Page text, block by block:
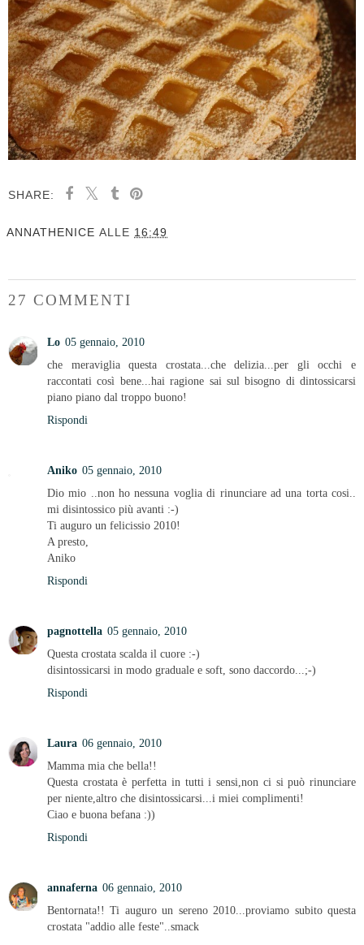
SHARE:
ANNATHENICE ALLE 16:49
27 COMMENTI
Lo 05 gennaio, 2010
che meraviglia questa crostata...che delizia...per gli occhi e
raccontati così bene...hai ragione sai sul bisogno di dintossicarsi
piano piano dal troppo buono!
Rispondi
Aniko 05 gennaio, 2010
Dio mio ..non ho nessuna voglia di rinunciare ad una torta cosi..
mi disintossico più avanti :-)
Ti auguro un felicissio 2010!
A presto,
Aniko
Rispondi
pagnottella 05 gennaio, 2010
Questa crostata scalda il cuore :-)
disintossicarsi in modo graduale e soft, sono daccordo...;-)
Rispondi
Laura 06 gennaio, 2010
Mamma mia che bella!!
Questa crostata è perfetta in tutti i sensi,non ci si può rinunciare
per niente,altro che disintossicarsi...i miei complimenti!
Ciao e buona befana :))
Rispondi
annaferna 06 gennaio, 2010
Bentornata!! Ti auguro un sereno 2010...proviamo subito questa
crostata "addio alle feste"..smack